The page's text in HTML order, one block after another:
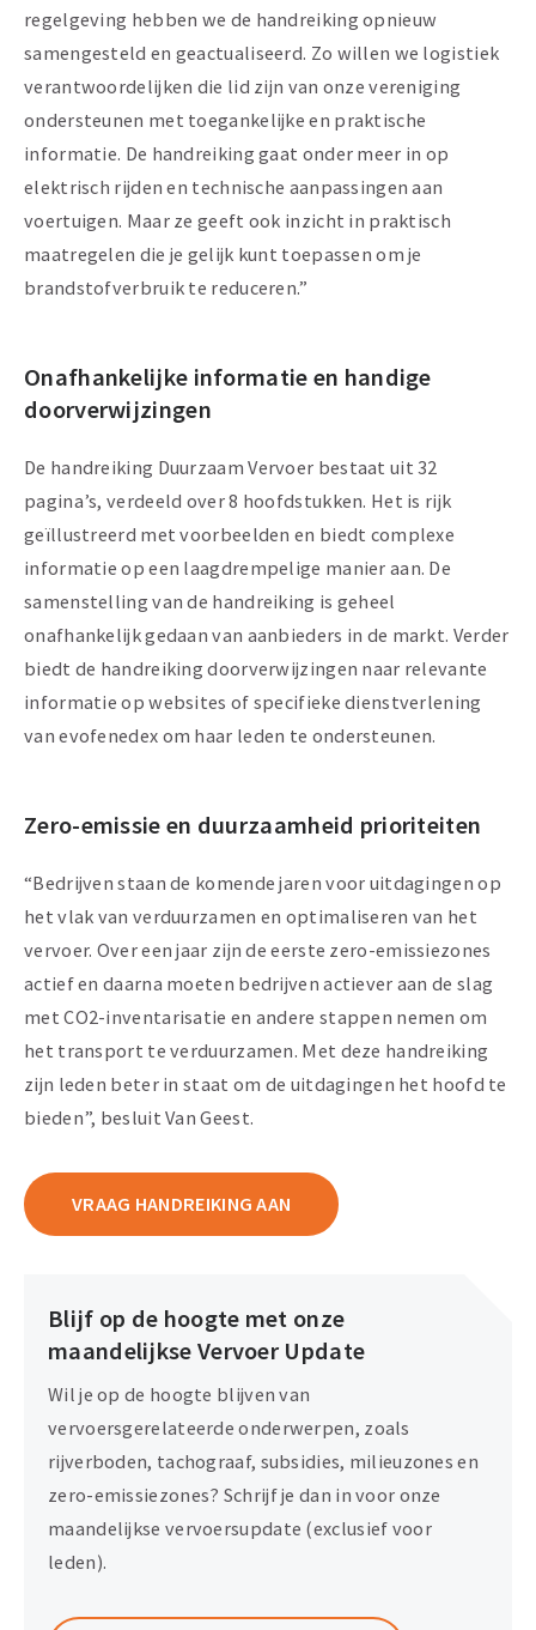
regelgeving hebben we de handreiking opnieuw
samengesteld en geactualiseerd. Zo willen we logistiek
verantwoordelijken die lid zijn van onze vereniging
ondersteunen met toegankelijke en praktische
informatie. De handreiking gaat onder meer in op
elektrisch rijden en technische aanpassingen aan
voertuigen. Maar ze geeft ook inzicht in praktisch
maatregelen die je gelijk kunt toepassen om je
brandstofverbruik te reduceren.”
Onafhankelijke informatie en handige
doorverwijzingen
De handreiking Duurzaam Vervoer bestaat uit 32
pagina’s, verdeeld over 8 hoofdstukken. Het is rijk
geïllustreerd met voorbeelden en biedt complexe
informatie op een laagdrempelige manier aan. De
samenstelling van de handreiking is geheel
onafhankelijk gedaan van aanbieders in de markt. Verder
biedt de handreiking doorverwijzingen naar relevante
informatie op websites of specifieke dienstverlening
van evofenedex om haar leden te ondersteunen.
Zero-emissie en duurzaamheid prioriteiten
“Bedrijven staan de komende jaren voor uitdagingen op
het vlak van verduurzamen en optimaliseren van het
vervoer. Over een jaar zijn de eerste zero-emissiezones
actief en daarna moeten bedrijven actiever aan de slag
met CO2-inventarisatie en andere stappen nemen om
het transport te verduurzamen. Met deze handreiking
zijn leden beter in staat om de uitdagingen het hoofd te
bieden”, besluit Van Geest.
VRAAG HANDREIKING AAN
Blijf op de hoogte met onze
maandelijkse Vervoer Update
Wil je op de hoogte blijven van
vervoersgerelateerde onderwerpen, zoals
rijverboden, tachograaf, subsidies, milieuzones en
zero-emissiezones? Schrijf je dan in voor onze
maandelijkse vervoersupdate (exclusief voor
leden).